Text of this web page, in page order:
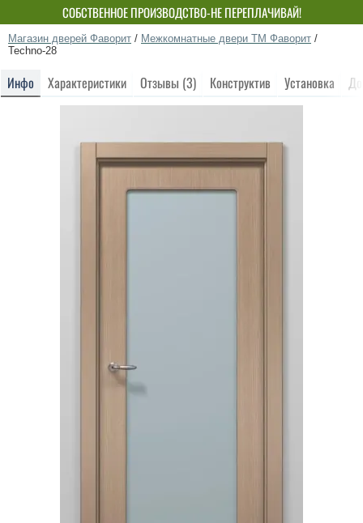
СОБСТВЕННОЕ ПРОИЗВОДСТВО-НЕ ПЕРЕПЛАЧИВАЙ!
Магазин дверей Фаворит / Межкомнатные двери ТМ Фаворит /
Techno-28
Инфо Характеристики Отзывы (3) Конструктив Установка